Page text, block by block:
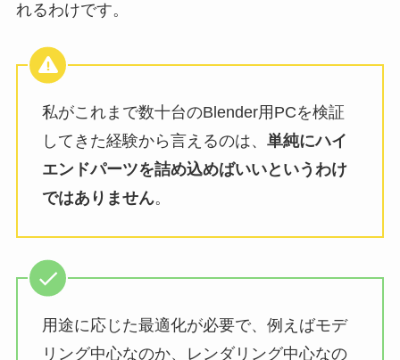
れるわけです。
私がこれまで数十台のBlender用PCを検証
してきた経験から言えるのは、 単純にハイ
エンドパーツを詰め込めばいいというわけ
ではありません。
用途に応じた最適化が必要で、例えばモデ
リング中心なのか、レンダリング中心なの